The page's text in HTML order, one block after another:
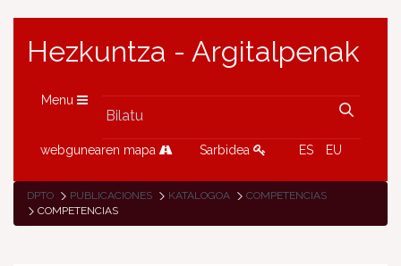
Hezkuntza - Argitalpenak
Menu
webgunearen mapa Sarbidea ES EU
DPTO PUBLICACIONES KATALOGOA
COMPETENCIAS
COMPETENCIAS